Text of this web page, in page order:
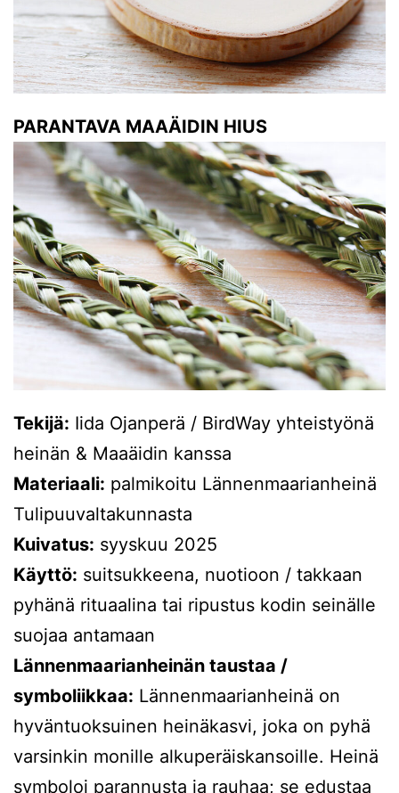
PARANTAVA MAAÄIDIN HIUS
Tekijä: Iida Ojanperä / BirdWay yhteistyönä
heinän & Maaäidin kanssa
Materiaali: palmikoitu Lännenmaarianheinä
Tulipuuvaltakunnasta
Kuivatus: syyskuu 2025
Käyttö: suitsukkeena, nuotioon / takkaan
pyhänä rituaalina tai ripustus kodin seinälle
suojaa antamaan
Lännenmaarianheinän taustaa /
symboliikkaa: Lännenmaarianheinä on
hyväntuoksuinen heinäkasvi, joka on pyhä
varsinkin monille alkuperäiskansoille. Heinä
symboloi parannusta ja rauhaa; se edustaa